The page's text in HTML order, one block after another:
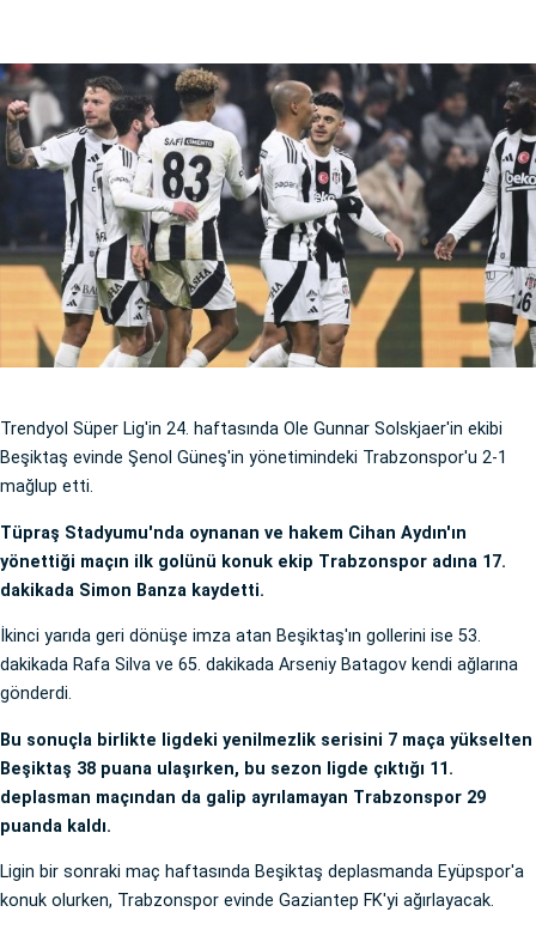
Trendyol Süper Lig'in 24. haftasında Ole Gunnar Solskjaer'in ekibi
Beşiktaş evinde Şenol Güneş'in yönetimindeki Trabzonspor'u 2-1
mağlup etti.
Tüpraş Stadyumu'nda oynanan ve hakem Cihan Aydın'ın
yönettiği maçın ilk golünü konuk ekip Trabzonspor adına 17.
dakikada Simon Banza kaydetti.
İkinci yarıda geri dönüşe imza atan Beşiktaş'ın gollerini ise 53.
dakikada Rafa Silva ve 65. dakikada Arseniy Batagov kendi ağlarına
gönderdi.
Bu sonuçla birlikte ligdeki yenilmezlik serisini 7 maça yükselten
Beşiktaş 38 puana ulaşırken, bu sezon ligde çıktığı 11.
deplasman maçından da galip ayrılamayan Trabzonspor 29
puanda kaldı.
Ligin bir sonraki maç haftasında Beşiktaş deplasmanda Eyüpspor'a
konuk olurken, Trabzonspor evinde Gaziantep FK'yi ağırlayacak.